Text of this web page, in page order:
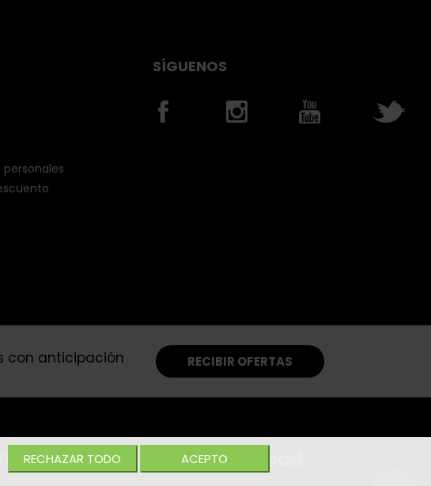
RECHAZAR TODO ACEPTO
SÍGUENOS
con anticipación RECIBIR OFERTAS